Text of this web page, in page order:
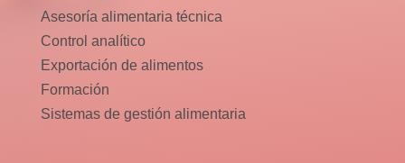
Asesoría alimentaria técnica
Control analítico
Exportación de alimentos
Formación
Sistemas de gestión alimentaria